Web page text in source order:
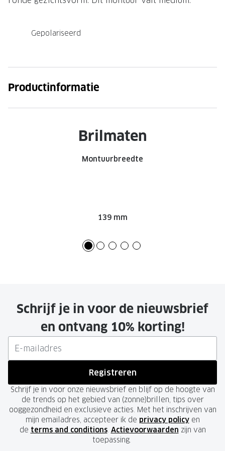
Gepolariseerd
Productinformatie
Brilmaten
Montuurbreedte
139 mm
Schrijf je in voor de nieuwsbrief
en ontvang 10% korting!
Registreren
Schrijf je in voor onze nieuwsbrief en blijf op de hoogte van
de trends op het gebied van (zonne)brillen, tips over
ooggezondheid en exclusieve acties. Met het inschrijven van
mijn emailadres, accepteer ik de privacy policyen
de terms and conditions. Actievoorwaarden zijn van
toepassing.